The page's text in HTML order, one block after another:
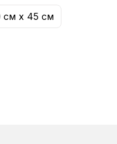
см х 45 см